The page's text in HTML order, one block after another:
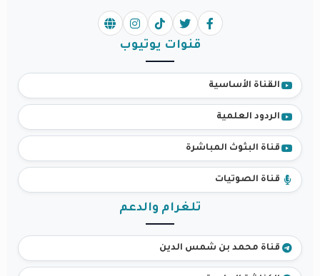
قنوات يوتيوب
القناة الأساسية
الردود العلمية
قناة البثوث المباشرة
قناة الصوتيات
تلغرام والدعم
قناة محمد بن شمس الدين